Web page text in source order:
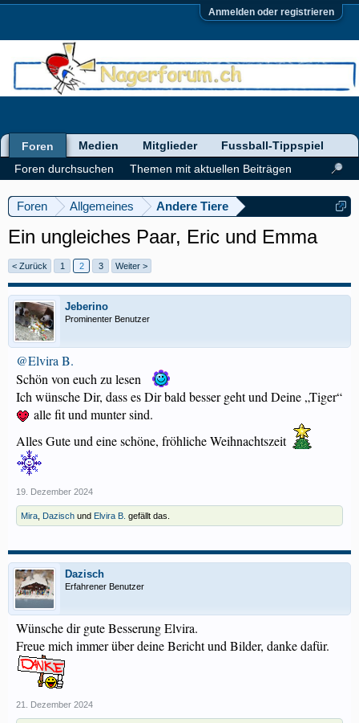
Anmelden oder registrieren
Foren Allgemeines Andere Tiere
Ein ungleiches Paar, Eric und Emma
< Zurück 1 2 3 Weiter >
Jeberino
Prominenter Benutzer
@Elvira B.
Schön von euch zu lesen
Ich wünsche Dir, dass es Dir bald besser geht und Deine „Tiger“
alle fit und munter sind.
Alles Gute und eine schöne, fröhliche Weihnachtszeit
19. Dezember 2024
Mira Dazisch und Elvira B. gefällt das.
Dazisch
Erfahrener Benutzer
Wünsche dir gute Besserung Elvira.
Freue mich immer über deine Bericht und Bilder, danke dafür.
21. Dezember 2024
Foren
Foren durchsuchen
Themen mit aktuellen Beiträgen
Medien Mitglieder Fussball-Tippspiel